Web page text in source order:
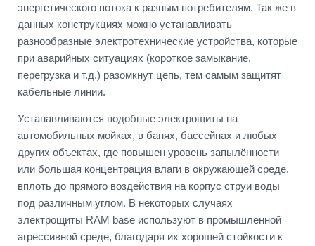
энергетического потока к разным потребителям. Так же в
данных конструкциях можно устанавливать
разнообразные электротехнические устройства, которые
при аварийных ситуациях (короткое замыкание,
перегрузка и т.д.) разомкнут цепь, тем самым защитят
кабельные линии.
Устанавливаются подобные электрощиты на
автомобильных мойках, в банях, бассейнах и любых
других объектах, где повышен уровень запылённости
или большая концентрация влаги в окружающей среде,
вплоть до прямого воздействия на корпус струи воды
под различным углом. В некоторых случаях
электрощиты RAM base используют в промышленной
агрессивной среде, благодаря их хорошей стойкости к